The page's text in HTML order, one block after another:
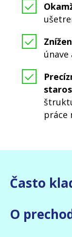
práce
Často
O